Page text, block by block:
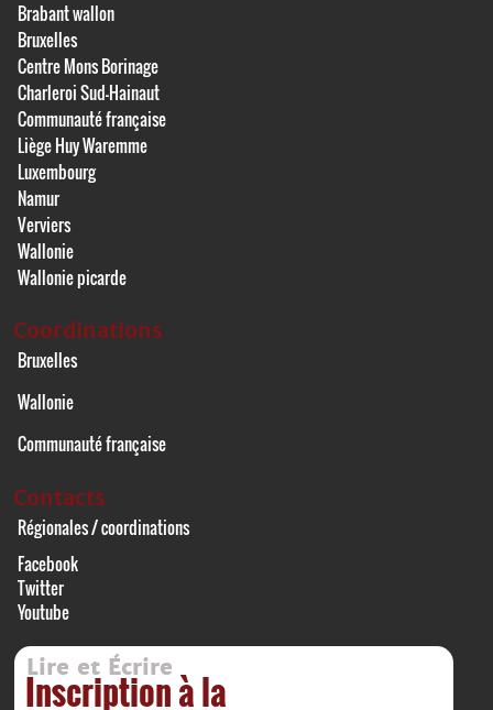
Brabant wallon
Bruxelles
Centre Mons Borinage
Charleroi Sud-Hainaut
Communauté française
Liège Huy Waremme
Luxembourg
Namur
Verviers
Wallonie
Wallonie picarde
Coordinations
Bruxelles
Wallonie
Communauté française
Contacts
Régionales / coordinations
Facebook
Twitter
Youtube
Lire et Écrire
Inscription à la